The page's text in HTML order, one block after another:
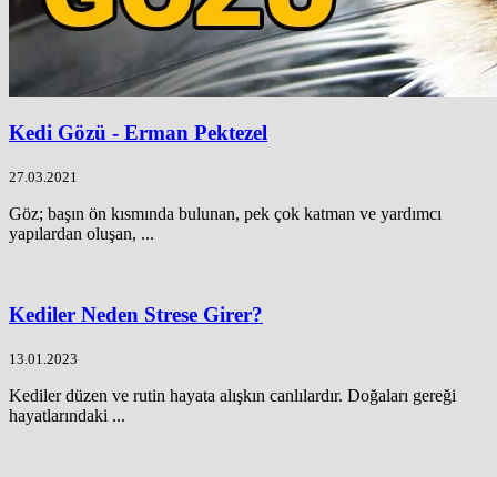
Kedi Gözü - Erman Pektezel
27.03.2021
Göz; başın ön kısmında bulunan, pek çok katman ve yardımcı
yapılardan oluşan, ...
Kediler Neden Strese Girer?
13.01.2023
Kediler düzen ve rutin hayata alışkın canlılardır. Doğaları gereği
hayatlarındaki ...